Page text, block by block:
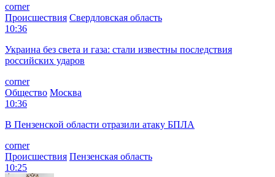
corner
Происшествия Свердловская область
10:36
Украина без света и газа: стали известны последствия
российских ударов
corner
Общество Москва
10:36
В Пензенской области отразили атаку БПЛА
corner
Происшествия Пензенская область
10:25